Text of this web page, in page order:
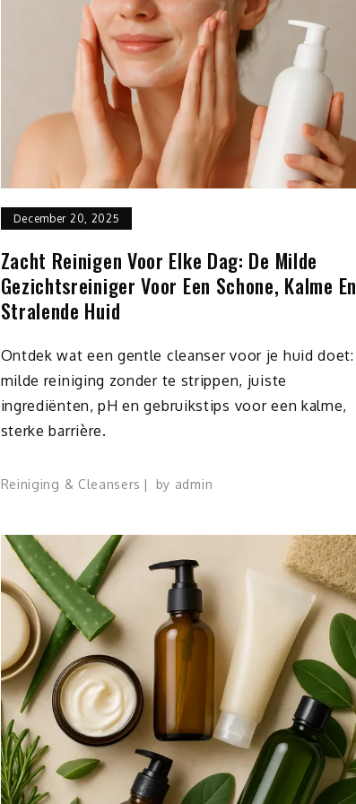
December 20, 2025
Zacht Reinigen Voor Elke Dag: De Milde
Gezichtsreiniger Voor Een Schone, Kalme En
Stralende Huid
Ontdek wat een gentle cleanser voor je huid doet:
milde reiniging zonder te strippen, juiste
ingrediënten, pH en gebruikstips voor een kalme,
sterke barrière.
Reiniging & Cleansers by admin